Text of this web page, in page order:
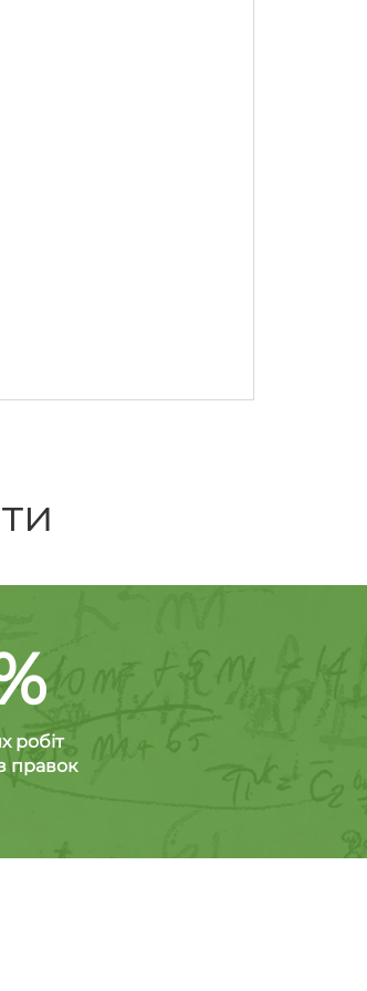
робіт
правок